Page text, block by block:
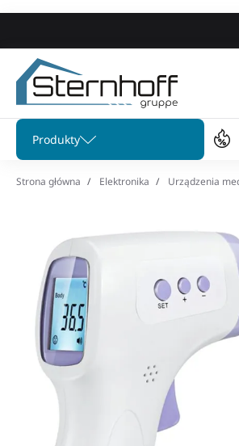
Pomiń menu
Produkty
Strona główna Elektronika Urządzenia